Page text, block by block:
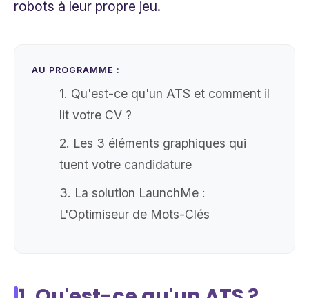
robots à leur propre jeu.
AU PROGRAMME :
1. Qu'est-ce qu'un ATS et comment il
lit votre CV ?
2. Les 3 éléments graphiques qui
tuent votre candidature
3. La solution LaunchMe :
L'Optimiseur de Mots-Clés